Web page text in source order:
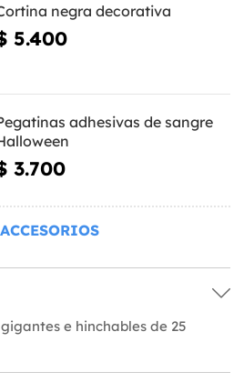
negra decorativa
5.400
adhesivas de sangre
3.700
ACCESORIOS
e hinchables de 25